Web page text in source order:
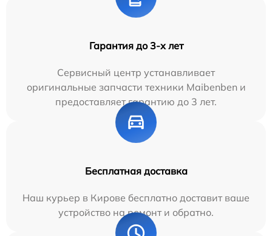
Гарантия до 3-х лет
Сервисный центр устанавливает
оригинальные запчасти техники Maibenben и
предоставляет гарантию до 3 лет.
Бесплатная доставка
Наш курьер в Кирове бесплатно доставит ваше
устройство на ремонт и обратно.